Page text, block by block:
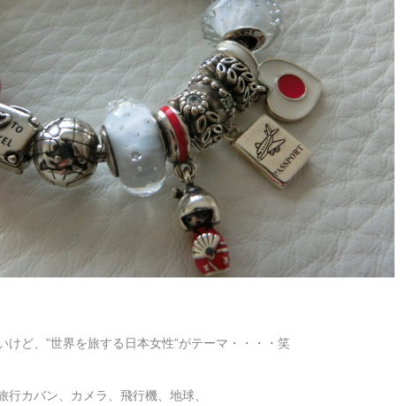
けど、”世界を旅する日本女性”がテーマ・・・・笑
カバン、カメラ、飛行機、地球、